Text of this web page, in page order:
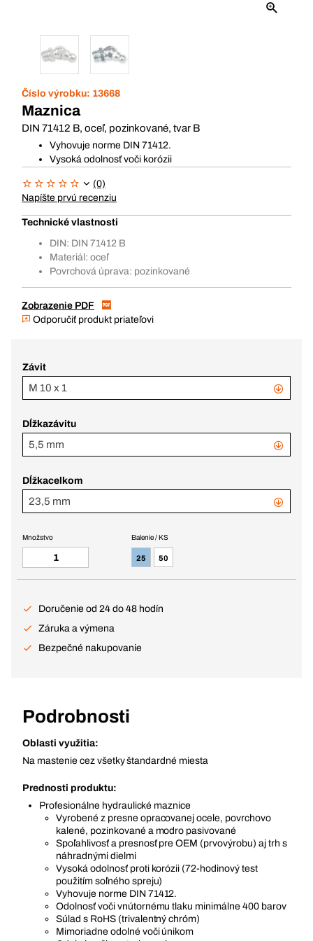
Číslo výrobku: 13668
Maznica
DIN 71412 B, oceľ, pozinkované, tvar B
Vyhovuje norme DIN 71412.
Vysoká odolnosť voči korózii
(0)
Napíšte prvú recenziu
Technické vlastnosti
DIN: DIN 71412 B
Materiál: oceľ
Povrchová úprava: pozinkované
Zobrazenie PDF
Odporučiť produkt priateľovi
Závit
M 10 x 1
Dĺžkazávitu
5,5 mm
Dĺžkacelkom
23,5 mm
Balenie / KS
25 50
Množstvo
Doručenie od 24 do 48 hodín
Záruka a výmena
Bezpečné nakupovanie
Podrobnosti
Oblasti využitia:
Na mastenie cez všetky štandardné miesta
Prednosti produktu:
Profesionálne hydraulické maznice
Vyrobené z presne opracovanej ocele, povrchovo
kalené, pozinkované a modro pasivované
Spoľahlivosť a presnosť pre OEM (prvovýrobu) aj trh s
náhradnými dielmi
Vysoká odolnosť proti korózii (72-hodinový test
použitím soľného spreju)
Vyhovuje norme DIN 71412.
Odolnosť voči vnútornému tlaku minimálne 400 barov
Súlad s RoHS (trivalentný chróm)
Mimoriadne odolné voči únikom